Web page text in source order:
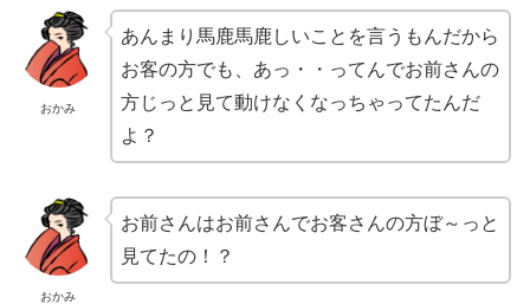
おかみ
あんまり馬鹿馬鹿しいことを言うもんだから
お客の方でも、あっ・・ってんでお前さんの
方じっと見て動けなくなっちゃってたんだ
よ？
おかみ
お前さんはお前さんでお客さんの方ぼ～っと
見てたの！？